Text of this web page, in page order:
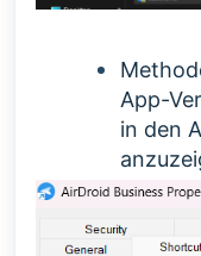
App-
in den